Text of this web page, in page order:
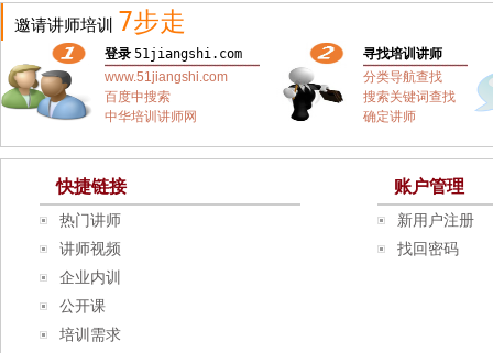
邀请讲师培训 7步走
登录 51jiangshi.com
www.51jiangshi.com
百度中搜索
中华培训讲师网
寻找培训讲师
分类导航查找
搜索关键词查找
确定讲师
快捷链接
热门讲师
讲师视频
企业内训
公开课
培训需求
账户管理
新用户注册
找回密码